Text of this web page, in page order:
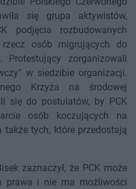
się grupa aktywistów,
podjęcia rozbudowanych
osób migrujących do
Protestujący zorganizowali
w siedzibie organizacji.
Krzyża na środowej
się do postulatów, by PCK
osób koczujących na
także tych, które przedostają
zaznaczył, że PCK może
prawa i nie ma możliwości